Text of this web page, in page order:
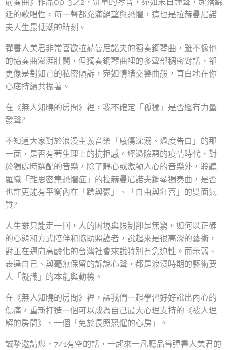
延的歌唱性，每一聲都充滿絕望與恐懼，這也是拉赫曼尼諾
夫人生最低潮的時刻。
彈書人美君非常喜歡拉赫曼尼諾夫的獨奏鋼琴曲，雖不像他
的協奏曲澎湃壯闊，但獨奏鋼琴曲裡的多聲部稠密對話，卻
更像是對知己的私密傾訴，宛如情緒交響曲般，直白地在你
心底持續共振著。
在《無人知曉的房間》裡，我不確定「孤獨」是否還有力量
發聲?
不知道大家對於浪漫主義音樂「感傷沈溺、過度告白」的那
一面，是否有著生理上的抗拒感。經過險惡的疫情時代，對
於獨處時選配的音樂，除了靜心或激勵人心的音樂外，聆聽
羅織「雜思密集恐懼症」的拉赫曼尼諾夫鋼琴獨奏曲，是否
也許更能有平衡內在「躁與鬱」、「自由與狂喜」的雙面氣
質?
人生雖只能走一回，人的困境與限制卻是無窮。如何以正確
的心態和方式陪伴和協助照護者，說起來是很高深的藝術，
對正在邁向高齡化的台灣社會來說特別有急迫性。而示弱、
表達自己、與毫無保留的訴說心聲，都是浪漫時期的藝術要
人「凝識」的本能與動機。
在《無人知曉的房間》裡，讓我們一起學習好好說出內心的
傷痛，重新打造一個可以成為自己最大心理支持的《被人理
解的房間》，一個「免於長照恐懼的心房」。
誠摯邀請您，7/1有空的話，一起來一凡廳品嘗彈書人美君的